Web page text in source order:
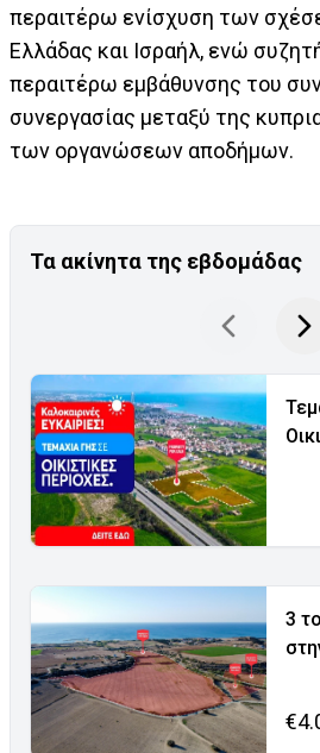
περαιτέρω ενίσχυση των
Ελλάδας και Ισραήλ, ενώ
περαιτέρω εμβάθυνσης του
συνεργασίας μεταξύ της
των οργανώσεων αποδήμων.
Τα ακίνητα της εβδομάδας
3